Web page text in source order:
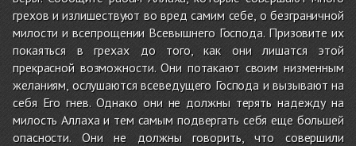
грехов и излишествуют во вред самим себе, о безграничной
милости и всепрощении Всевышнего Господа. Призовите их
покаяться в грехах до того, как они лишатся этой
прекрасной возможности. Они потакают своим низменным
желаниям, ослушаются всеведущего Господа и вызывают на
себя Его гнев. Однако они не должны терять надежду на
милость Аллаха и тем самым подвергать себя еще большей
опасности. Они не должны говорить, что совершили